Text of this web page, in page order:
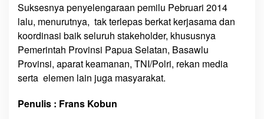
Suksesnya penyelengaraan pemilu Pebruari 2014
lalu, menurutnya, tak terlepas berkat kerjasama dan
koordinasi baik seluruh stakeholder, khususnya
Pemerintah Provinsi Papua Selatan, Basawlu
Provinsi, aparat keamanan, TNI/Polri, rekan media
serta elemen lain juga masyarakat.
Penulis : Frans Kobun